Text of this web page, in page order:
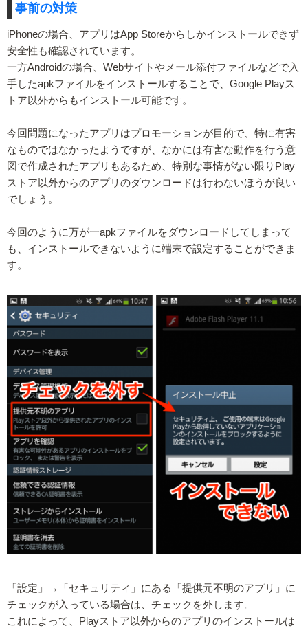
事前の対策
iPhoneの場合、アプリはApp Storeからしかインストールできず
安全性も確認されています。
一方Androidの場合、Webサイトやメール添付ファイルなどで入
手したapkファイルをインストールすることで、Google Playス
トア以外からもインストール可能です。
今回問題になったアプリはプロモーションが目的で、特に有害
なものではなかったようですが、なかには有害な動作を行う意
図で作成されたアプリもあるため、特別な事情がない限りPlay
ストア以外からのアプリのダウンロードは行わないほうが良い
でしょう。
今回のように万が一apkファイルをダウンロードしてしまって
も、インストールできないように端末で設定することができま
す。
「設定」→「セキュリティ」にある「提供元不明のアプリ」に
チェックが入っている場合は、チェックを外します。
これによって、Playストア以外からのアプリのインストールは